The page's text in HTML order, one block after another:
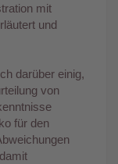
mit
und
darüber einig,
von
für den